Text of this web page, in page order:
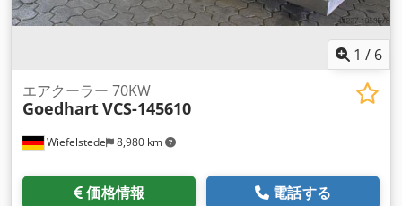
1 / 6
Wiefelstede 8,980 km
エアクーラー 70KW
GoedhartVCS-145610
価格情報 電話する